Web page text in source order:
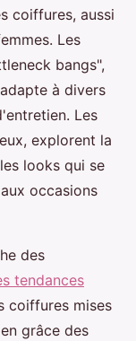
coiffures, aussi
Les
bangs",
à divers
Les
explorent la
looks qui se
occasions
des
tendances
coiffures mises
grâce des